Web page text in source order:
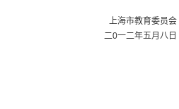
上海市教育委员会
二0一二年五月八日